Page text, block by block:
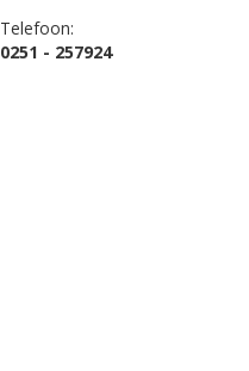
Telefoon:
0251 - 257924